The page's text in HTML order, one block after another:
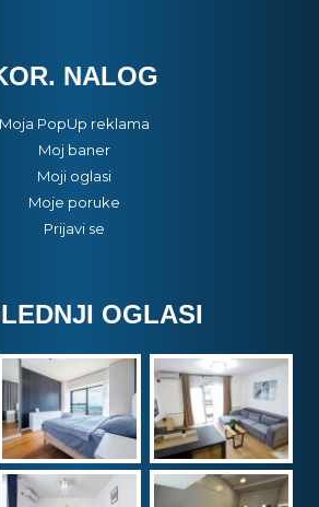
NALOG
Moja PopUp reklama
Moj baner
Moji oglasi
Moje poruke
Prijavi se
OGLASI